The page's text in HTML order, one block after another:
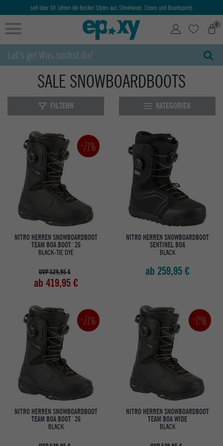
seit über 30 Jahren die Besten Styles aus Streetwear, Shoes und Boardsports
0
SALE SNOWBOARDBOOTS
FILTERN KATEGORIEN
-21%
NITRO HERREN SNOWBOARDBOOT
TEAM BOA BOOT´26
BLACK-TIE DYE
UVP 529,95 €
ab 419,95 €
NITRO HERREN SNOWBOARDBOOT
SENTINEL BOA
BLACK
ab 259,95 €
-21%
NITRO HERREN SNOWBOARDBOOT
TEAM BOA BOOT´26
BLACK
-19%
NITRO HERREN SNOWBOARDBOOT
TEAM BOA WIDE
BLACK